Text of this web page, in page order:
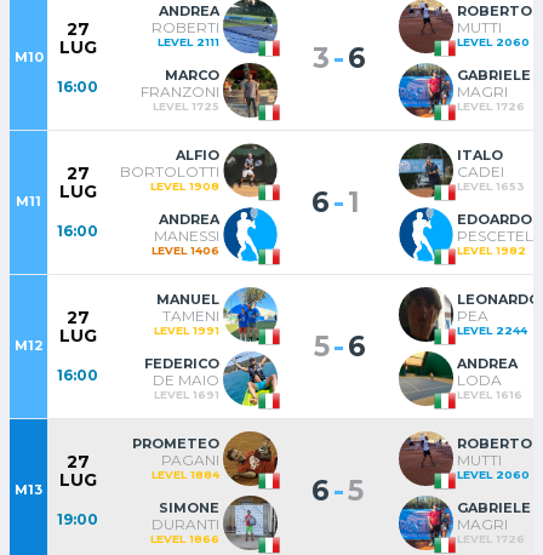
M10
27
LUG
16:00
ANDREA
ROBERTI
LEVEL 2111
MARCO
FRANZONI
LEVEL 1725
3-6
ROBERTO
MUTTI
LEVEL 2060
GABRIELE
MAGRI
LEVEL 1726
M11
27
LUG
16:00
ALFIO
BORTOLOTTI
LEVEL 1908
ANDREA
MANESSI
LEVEL 1406
6-1
ITALO
CADEI
LEVEL 1653
EDOARDO
LEVEL 1982
M12
27
LUG
16:00
MANUEL
TAMENI
LEVEL 1991
FEDERICO
DE MAIO
LEVEL 1691
5-6
LEONARDO
PEA
LEVEL 2244
ANDREA
LODA
LEVEL 1616
M13
27
LUG
19:00
PROMETEO
PAGANI
LEVEL 1884
SIMONE
DURANTI
LEVEL 1866
6-5
ROBERTO
MUTTI
LEVEL 2060
GABRIELE
MAGRI
LEVEL 1726